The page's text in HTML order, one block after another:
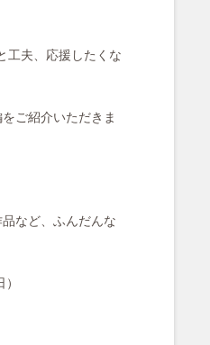
工夫、応援したくな
ご紹介いただきま
など、ふんだんな